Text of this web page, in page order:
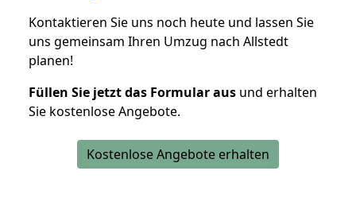
Kontaktieren Sie uns noch heute und lassen Sie
uns gemeinsam Ihren Umzug nach Allstedt
planen!
Füllen Sie jetzt das Formular aus und erhalten
Sie kostenlose Angebote.
Kostenlose Angebote erhalten